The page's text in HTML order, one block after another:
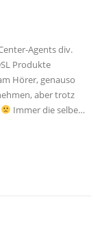
Agents div.
Produkte
Hörer, genauso
aber trotz
Immer die selbe…